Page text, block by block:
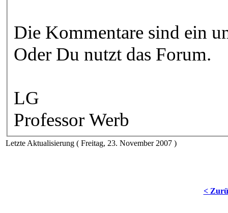
Die Kommentare sind ein
Oder Du nutzt das Forum.
LG
Professor Werb
Letzte Aktualisierung ( Freitag, 23. November 2007 )
<